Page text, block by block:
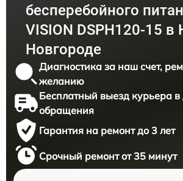
бесперебойного
VISION DSPH120-15
Новгороде
Диагностика за наш счет,
желанию
Бесплатный выезд курьера в
обращения
Гарантия на ремонт до 3 лет
Срочный ремонт от 35 минут